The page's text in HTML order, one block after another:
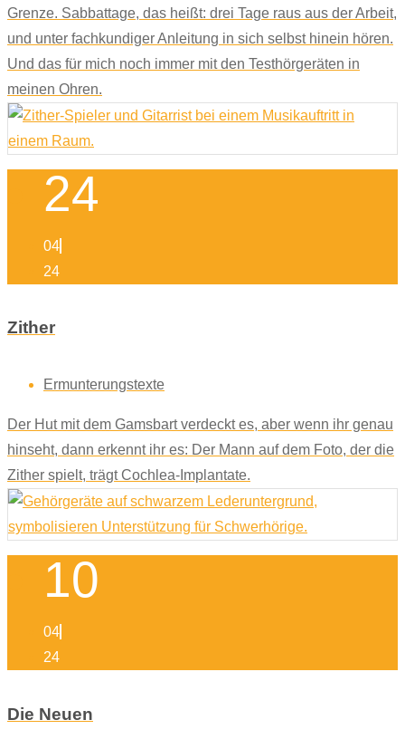
Grenze. Sabbattage, das heißt: drei Tage raus aus der Arbeit,
und unter fachkundiger Anleitung in sich selbst hinein hören.
Und das für mich noch immer mit den Testhörgeräten in
meinen Ohren.
24
04
24
Zither
Ermunterungstexte
Der Hut mit dem Gamsbart verdeckt es, aber wenn ihr genau
hinseht, dann erkennt ihr es: Der Mann auf dem Foto, der die
Zither spielt, trägt Cochlea-Implantate.
10
04
24
Die Neuen